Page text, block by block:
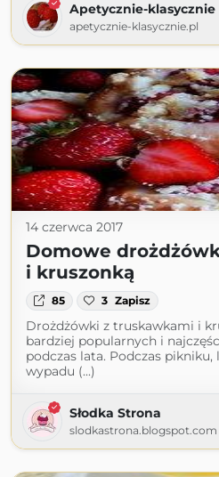
Apetycznie-klasycznie
apetycznie-klasycznie.pl
14 czerwca 2017
Domowe
i kruszonką
85 3 Zapisz
Drożdżówki z truskawkami i
bardziej popularnych i
podczas lata. Podczas
wypadu (...)
Słodka Strona
slodkastrona.blogspot.com